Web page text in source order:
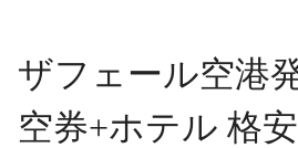
ザフェール空港
空券+ホテル 格